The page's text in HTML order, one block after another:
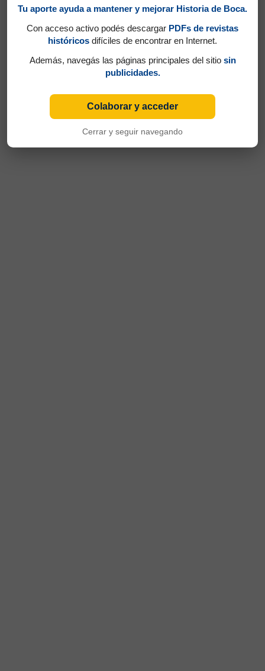
Tu aporte ayuda a mantener y mejorar Historia de Boca.
Con acceso activo podés descargar PDFs de revistas
históricos difíciles de encontrar en Internet.
Además, navegás las páginas principales del sitio sin
publicidades.
Colaborar y acceder
Cerrar y seguir navegando